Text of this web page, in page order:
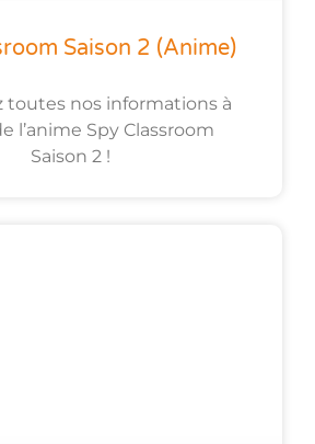
Saison 2 (anime)
toutes nos informations à
l’anime Spy Classroom
Saison 2 !